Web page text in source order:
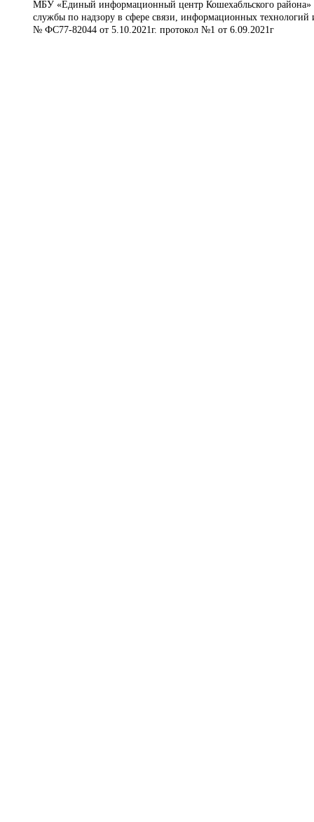
МБУ «Единый информационный центр Кошехабльского района»
службы по надзору в сфере связи, информационных
№ ФС77-82044 от 5.10.2021г. протокол №1 от 6.09.2021г